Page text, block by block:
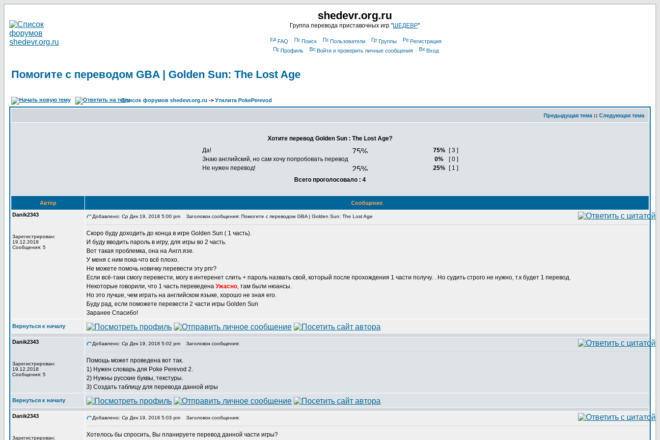
shedevr.org.ru
Группа перевода приставочных игр "ШЕДЕВР"
FAQ Поиск Пользователи Группы
Регистрация
Профиль
Войти и проверить личные сообщения Вход
Помогите с переводом GBA | Golden Sun: The Lost Age
Список форумов shedevr.org.ru -> Утилита PokePerevod
Предыдущая тема :: Следующая тема
Хотите перевод Golden Sun : The Lost Age?
Да!
75%
[ 3 ]
Знаю английский, но сам хочу попробовать перевод
0%
[ 0 ]
Не нужен перевод!
25%
[ 1 ]
Всего проголосовало : 4
Автор
Сообщение
Danik2343
Зарегистрирован:
19.12.2018
Сообщения: 5
Добавлено: Ср Дек 19, 2018 5:00 pm Заголовок сообщения: Помогите с переводом GBA | Golden Sun: The Lost Age
Скоро буду доходить до конца в игре Golden Sun ( 1 часть).
И буду вводить пароль в игру, для игры во 2 часть.
Вот такая проблемка, она на Англ.язе.
У меня с ним пока-что всё плохо.
Не можете помочь новичку перевести эту рпг?
Если всё-таки смогу перевести, могу в интеренет слить + пароль назвать свой, который после прохождения 1 части получу. . Но судить строго не нужно, т.к будет 1 перевод.
Некоторые говорили, что 1 часть переведена Ужасно, там были нюансы.
Но это лучше, чем играть на английском языке, хорошо не зная его.
Буду рад, если поможете перевести 2 части игры Golden Sun
Заранее Спасибо!
Вернуться к началу
Danik2343
Зарегистрирован:
19.12.2018
Сообщения: 5
Добавлено: Ср Дек 19, 2018 5:02 pm Заголовок сообщения:
Помощь может проведена вот так.
1) Нужен словарь для Poke Perevod 2.
2) Нужны русские буквы, текстуры.
3) Создать таблицу для перевода данной игры
Вернуться к началу
Danik2343
Зарегистрирован:
Добавлено: Ср Дек 19, 2018 5:03 pm Заголовок сообщения:
Хотелось бы спросить, Вы планируете перевод данной части игры?